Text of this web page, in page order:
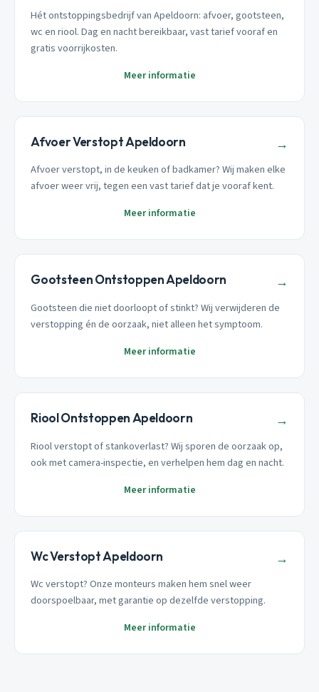
Hét ontstoppingsbedrijf van Apeldoorn: afvoer, gootsteen,
wc en riool. Dag en nacht bereikbaar, vast tarief vooraf en
gratis voorrijkosten.
Meer informatie
Afvoer Verstopt Apeldoorn →
Afvoer verstopt, in de keuken of badkamer? Wij maken elke
afvoer weer vrij, tegen een vast tarief dat je vooraf kent.
Meer informatie
Gootsteen Ontstoppen Apeldoorn →
Gootsteen die niet doorloopt of stinkt? Wij verwijderen de
verstopping én de oorzaak, niet alleen het symptoom.
Meer informatie
Riool Ontstoppen Apeldoorn →
Riool verstopt of stankoverlast? Wij sporen de oorzaak op,
ook met camera-inspectie, en verhelpen hem dag en nacht.
Meer informatie
Wc Verstopt Apeldoorn →
Wc verstopt? Onze monteurs maken hem snel weer
doorspoelbaar, met garantie op dezelfde verstopping.
Meer informatie